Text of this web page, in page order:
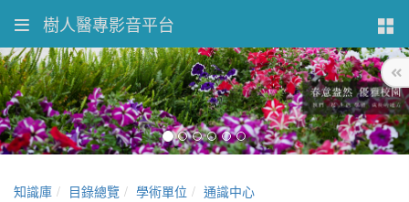
樹人醫專影音平台
知識庫 目錄總覽 學術單位
通識中心